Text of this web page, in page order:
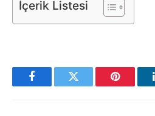
İçerik Listesi
FacebookTwitter Pinterest